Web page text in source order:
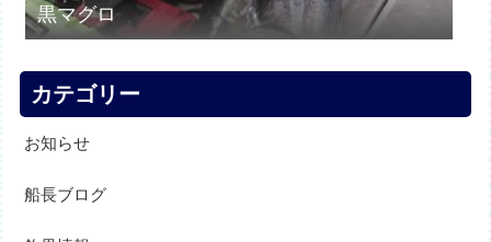
黒マグロ
カテゴリー
お知らせ
船長ブログ